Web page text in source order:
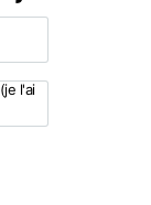
l'ai
patron (je l'ai déjà)